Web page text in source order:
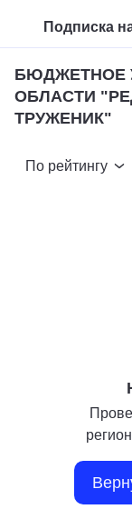
Подписка
БЮДЖЕТНОЕ
ОБЛАСТИ
ТРУЖЕНИК"
По рейтингу